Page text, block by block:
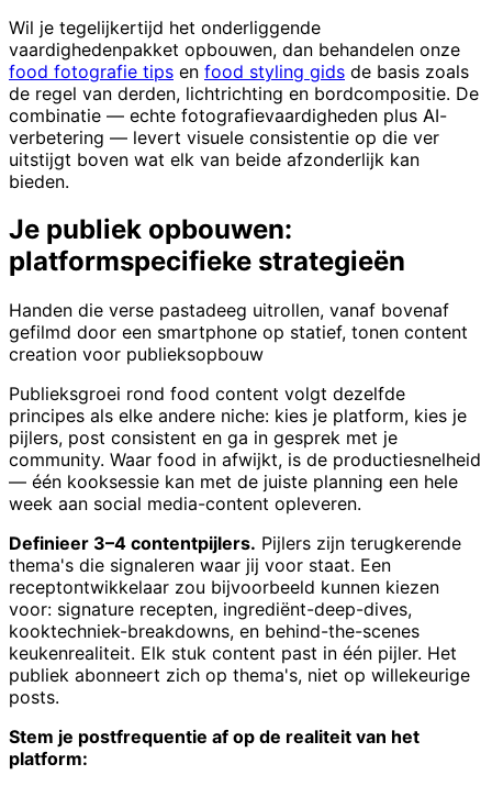
Wil je tegelijkertijd het onderliggende
vaardighedenpakket opbouwen, dan behandelen onze
food fotografie tips en food styling gids de basis zoals
de regel van derden, lichtrichting en bordcompositie. De
combinatie — echte fotografievaardigheden plus AI-
verbetering — levert visuele consistentie op die ver
uitstijgt boven wat elk van beide afzonderlijk kan
bieden.
Je publiek opbouwen:
platformspecifieke strategieën
Handen die verse pastadeeg uitrollen, vanaf bovenaf
gefilmd door een smartphone op statief, tonen content
creation voor publieksopbouw
Publieksgroei rond food content volgt dezelfde
principes als elke andere niche: kies je platform, kies je
pijlers, post consistent en ga in gesprek met je
community. Waar food in afwijkt, is de productiesnelheid
— één kooksessie kan met de juiste planning een hele
week aan social media-content opleveren.
Definieer 3–4 contentpijlers. Pijlers zijn terugkerende
thema's die signaleren waar jij voor staat. Een
receptontwikkelaar zou bijvoorbeeld kunnen kiezen
voor: signature recepten, ingrediënt-deep-dives,
kooktechniek-breakdowns, en behind-the-scenes
keukenrealiteit. Elk stuk content past in één pijler. Het
publiek abonneert zich op thema's, niet op willekeurige
posts.
Stem je postfrequentie af op de realiteit van het
platform: